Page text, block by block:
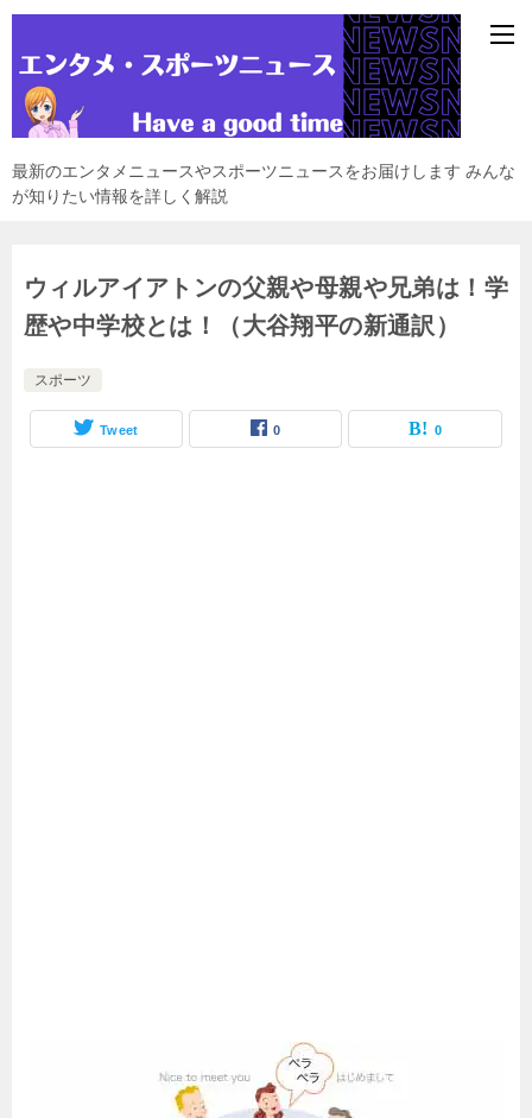
最新のエンタメニュースやスポーツニュースをお届けします みんな
が知りたい情報を詳しく解説
ウィルアイアトンの父親や母親や兄弟は！学
歴や中学校とは！（大谷翔平の新通訳）
スポーツ
Tweet 0 0